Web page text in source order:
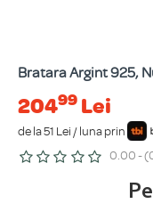
Bratara Argint 925,
20499 Lei
de la 51 Lei / luna prin
0.00 -